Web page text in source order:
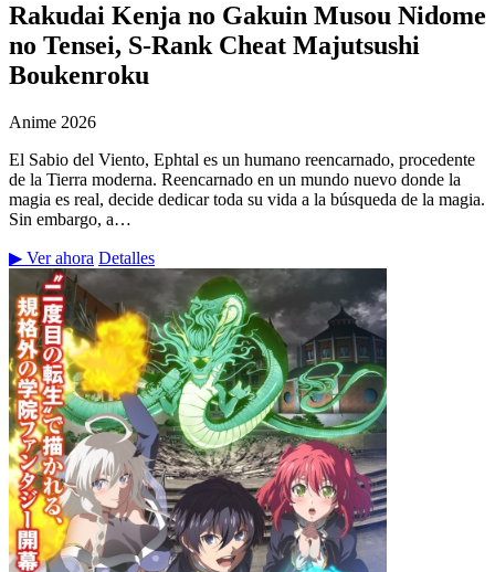
Rakudai Kenja no Gakuin Musou Nidome
no Tensei, S-Rank Cheat Majutsushi
Boukenroku
Anime 2026
El Sabio del Viento, Ephtal es un humano reencarnado, procedente
de la Tierra moderna. Reencarnado en un mundo nuevo donde la
magia es real, decide dedicar toda su vida a la búsqueda de la magia.
Sin embargo, a…
▶ Ver ahora Detalles